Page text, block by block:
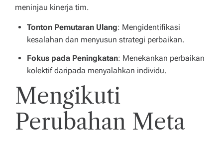
meninjau kinerja tim.
Tonton Pemutaran Ulang: Mengidentifikasi
kesalahan dan menyusun strategi perbaikan.
Fokus pada Peningkatan: Menekankan perbaikan
kolektif daripada menyalahkan individu.
Mengikuti
Perubahan Meta